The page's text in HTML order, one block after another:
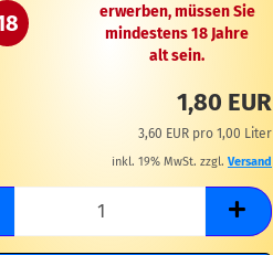
erwerben, müssen Sie
mindestens 18 Jahre
alt sein.
1,80 EUR
3,60 EUR pro 1,00 Liter
inkl. 19% MwSt. zzgl. Versand